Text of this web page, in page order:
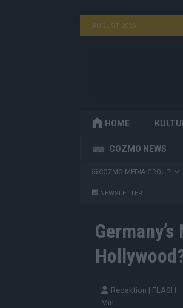
AUGUST 2026
HOME
COZMO NEWS
COZMO MEDIA GROUP
NEWSLETTER
Redaktion | FLASH
Min.